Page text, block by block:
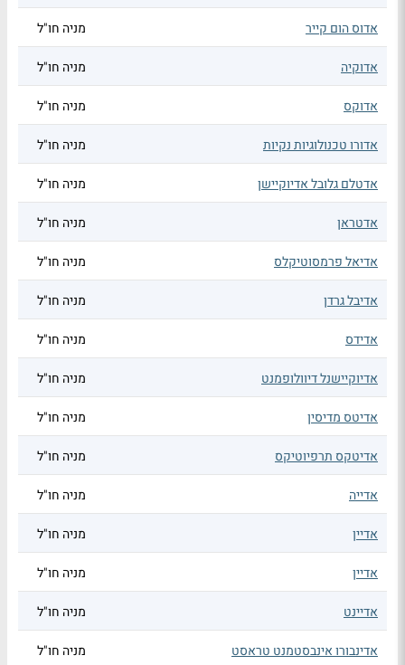
אדוס הום קייר מניה חו"ל
אדוקיה מניה חו"ל
אדוקס מניה חו"ל
אדורו טכנולוגיות נקיות מניה חו"ל
אדטלם גלובל אדיוקיישן מניה חו"ל
אדטראן מניה חו"ל
אדיאל פרמסוטיקלס מניה חו"ל
אדיבל גרדן מניה חו"ל
אדידס מניה חו"ל
אדיוקיישנל דיוולופמנט מניה חו"ל
אדיטס מדיסין מניה חו"ל
אדיטקס תרפיוטיקס מניה חו"ל
אדייה מניה חו"ל
אדיין מניה חו"ל
אדיין מניה חו"ל
אדיינט מניה חו"ל
אדינבורו אינבסטמנט טראסט מניה חו"ל